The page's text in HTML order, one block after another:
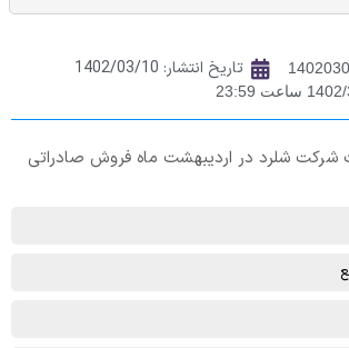
تاریخ انتشار: 1402/03/10
شرکت شلرد در اردیبهشت ماه فروش صادراتی